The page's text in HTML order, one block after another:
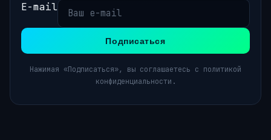
E-mail
Подписаться
Нажимая «Подписаться», вы соглашаетесь с политикой
конфиденциальности.